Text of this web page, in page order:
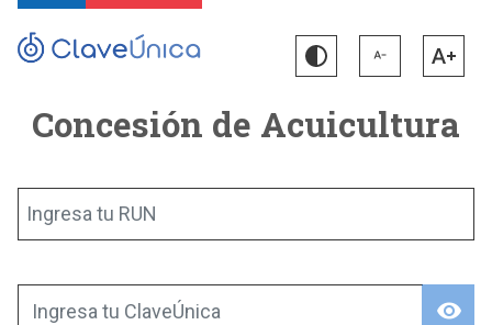
Concesión de Acuicultura
Ingresa tu RUN
visibility
Ingresa tu ClaveÚnica